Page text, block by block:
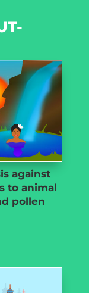
against
to animal
pollen